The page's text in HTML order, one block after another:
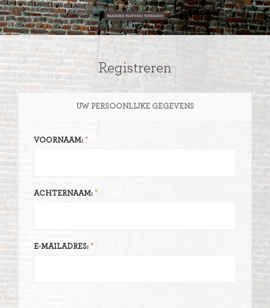
Registreren
UW PERSOONLIJKE GEGEVENS
VOORNAAM:
ACHTERNAAM:
E-MAILADRES: